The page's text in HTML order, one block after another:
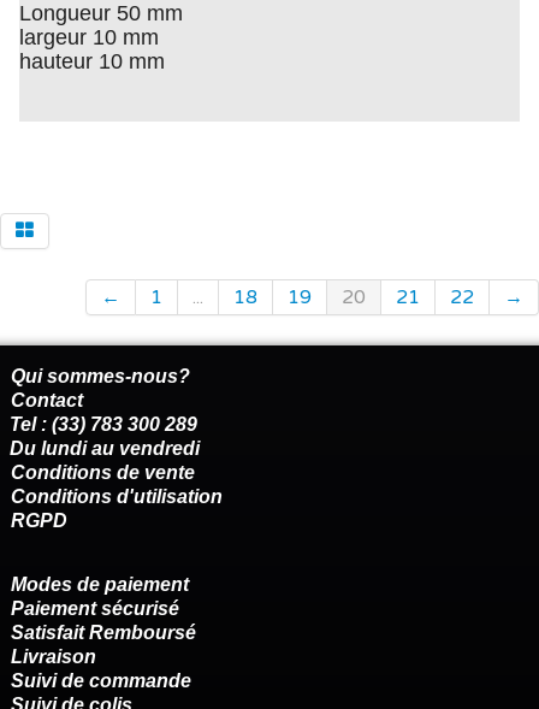
Longueur 50 mm
largeur 10 mm
hauteur 10 mm
← 1 ... 18 19 20 21 22 →
Qui sommes-nous?
Contact
Tel : (33) 783 300 289
Du lundi au vendredi
Conditions de vente
Conditions d'utilisation
RGPD
Modes de paiement
Paiement sécurisé
Satisfait Remboursé
Livraison
Suivi de commande
Suivi de colis